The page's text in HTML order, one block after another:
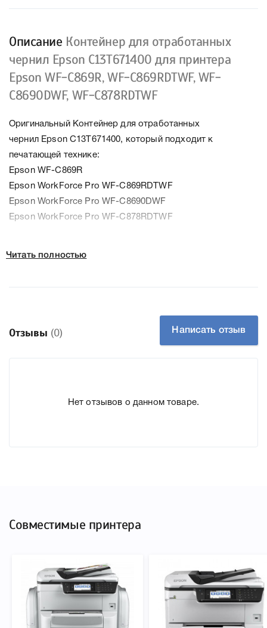
Описание Контейнер для отработанных
чернил Epson C13T671400 для принтера
Epson WF-C869R, WF-C869RDTWF, WF-
C8690DWF, WF-C878RDTWF
Оригинальный Контейнер для отработанных
чернил Epson C13T671400, который подходит к
печатающей технике:
Epson WF-C869R
Epson WorkForce Pro WF-C869RDTWF
Epson WorkForce Pro WF-C8690DWF
Epson WorkForce Pro WF-C878RDTWF
список печатающей техники, к которому подходит
что позволит Вам легко подтвердить правильность
Читать полностью
Отзывы (0) Написать отзыв
Нет отзывов о данном товаре.
Совместимые принтера